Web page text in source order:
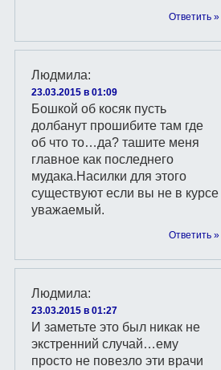
Ответить »
Людмила:
23.03.2015 в 01:09
Бошкой об косяк пусть
долбанут прошибите там где
об что то…да? ташите меня
главное как последнего
мудака.Насилки для этого
существуют если вы не в курсе
уважаемый.
Ответить »
Людмила:
23.03.2015 в 01:27
И заметьте это был никак не
экстренний случай…ему
просто не повезло эти врачи